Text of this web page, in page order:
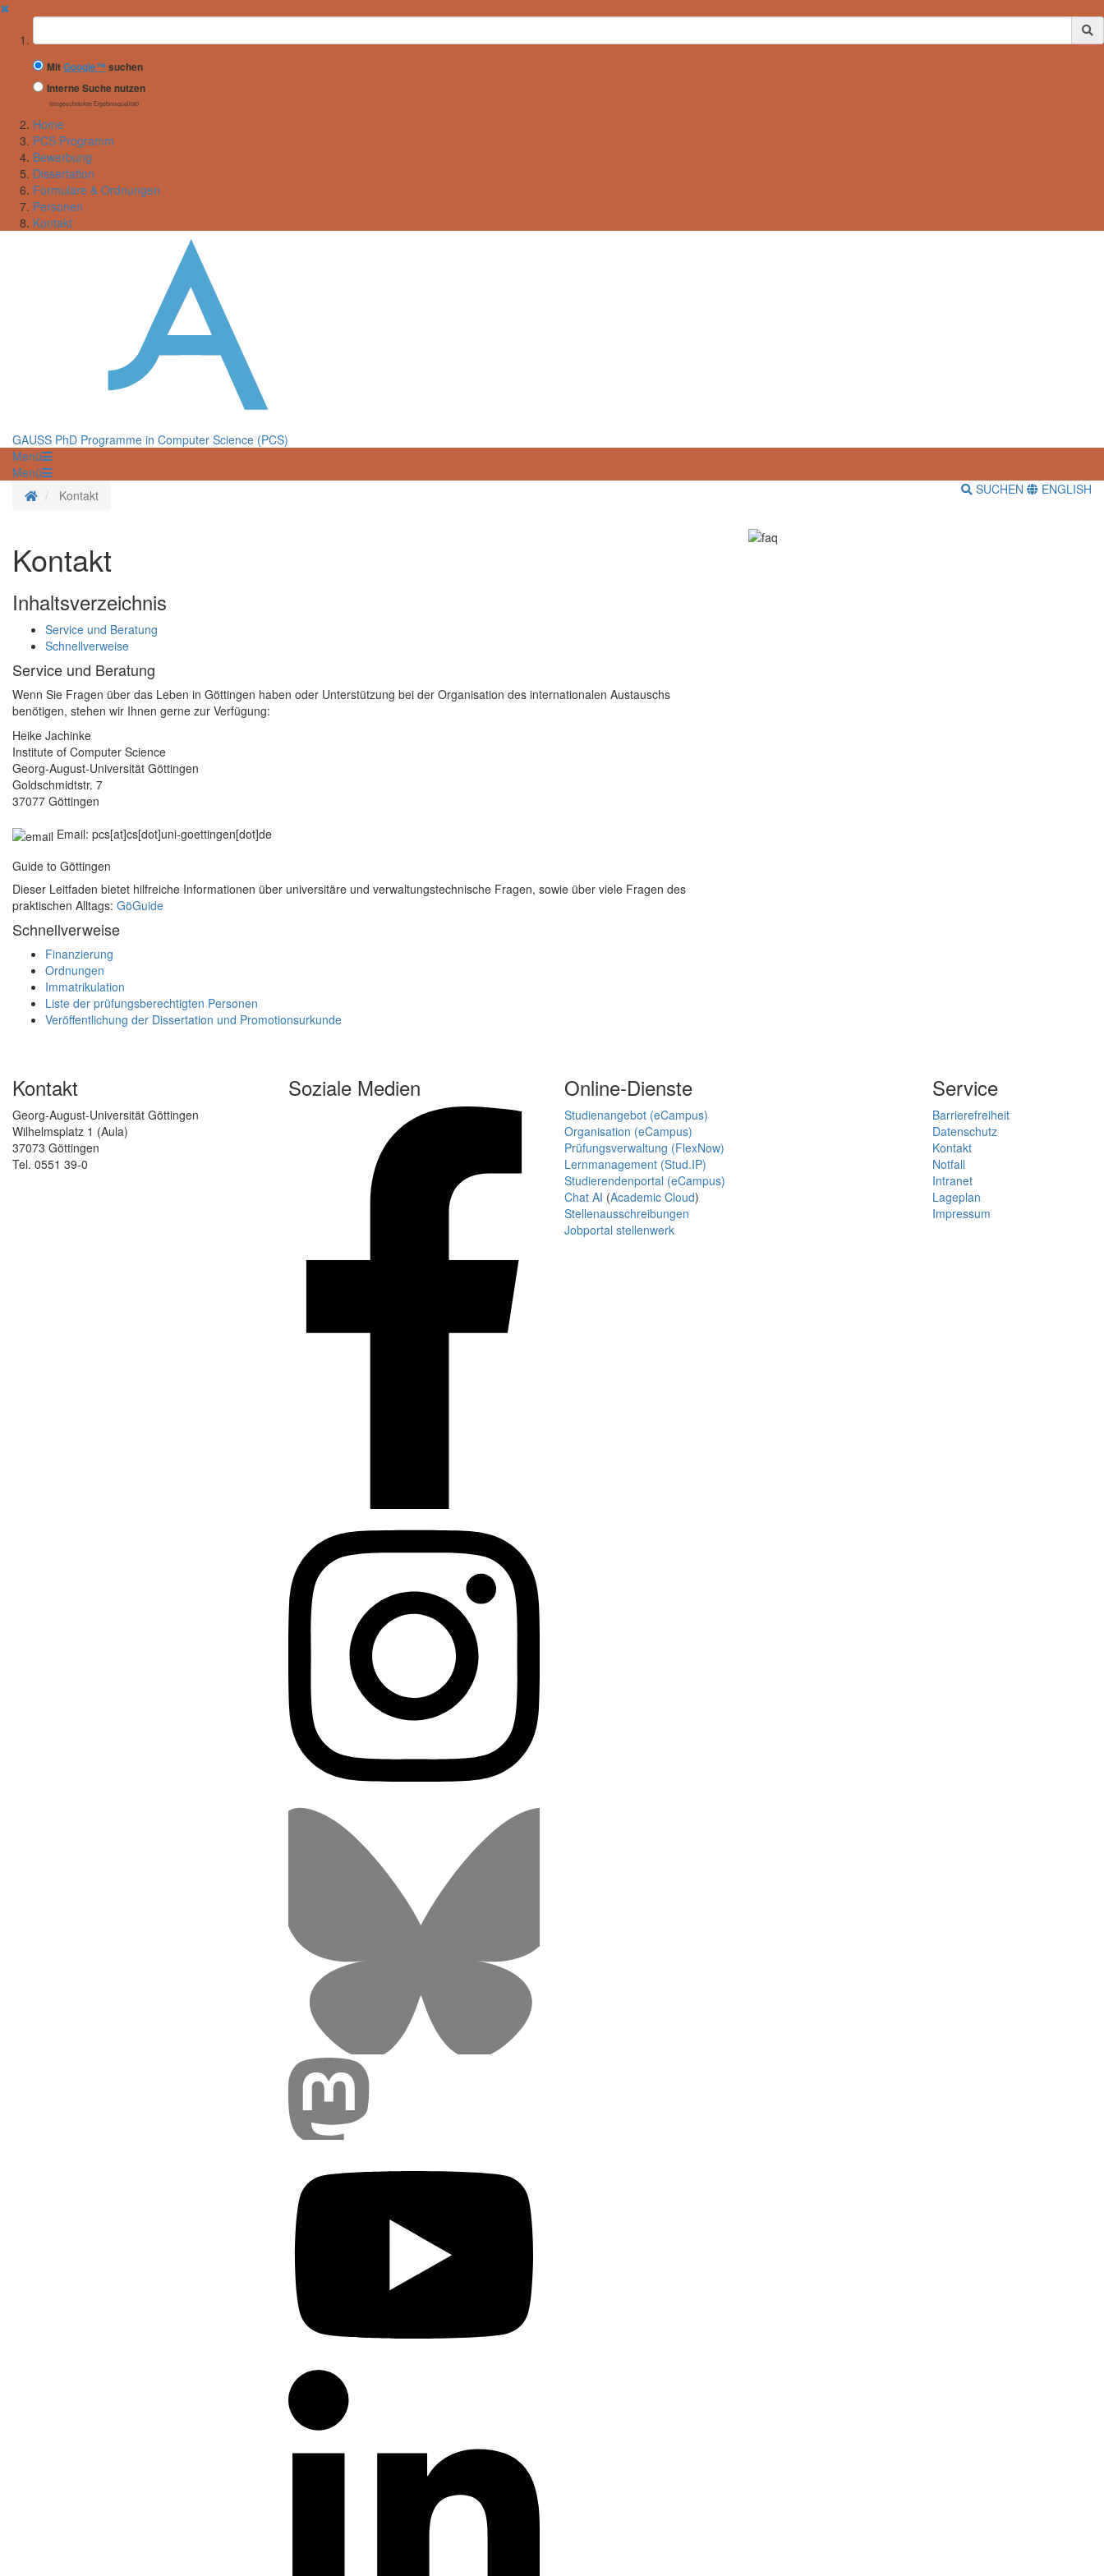
✖
Suchbegriff
MitGoogle™ suchen
Interne Suche nutzen
(eingeschränkte Ergebnisqualität)
Home
PCS Programm
Bewerbung
Dissertation
Formulare & Ordnungen
Personen
Kontakt
GAUSS PhD Programme in Computer Science (PCS)
Menü
Menü
Startseite
Kontakt SUCHEN ENGLISH
Kontakt
Inhaltsverzeichnis
Service und Beratung
Schnellverweise
Service und Beratung
Wenn Sie Fragen über das Leben in Göttingen haben oder Unterstützung bei der Organisation des internationalen Austauschs
benötigen, stehen wir Ihnen gerne zur Verfügung:
Heike Jachinke
Institute of Computer Science
Georg-August-Universität Göttingen
Goldschmidtstr. 7
37077 Göttingen
Email: pcs[at]cs[dot]uni-goettingen[dot]de
Guide to Göttingen
Dieser Leitfaden bietet hilfreiche Informationen über universitäre und verwaltungstechnische Fragen, sowie über viele Fragen des
praktischen Alltags: GöGuide
Schnellverweise
Finanzierung
Ordnungen
Immatrikulation
Liste der prüfungsberechtigten Personen
Veröffentlichung der Dissertation und Promotionsurkunde
Kontakt
Georg-August-Universität Göttingen
Wilhelmsplatz 1 (Aula)
37073 Göttingen
Tel. 0551 39-0
Soziale Medien Online-Dienste
Studienangebot (eCampus)
Organisation (eCampus)
Prüfungsverwaltung (FlexNow)
Lernmanagement (Stud.IP)
Studierendenportal (eCampus)
Chat AI (Academic Cloud)
Stellenausschreibungen
Jobportal stellenwerk
Service
Barrierefreiheit
Datenschutz
Kontakt
Notfall
Intranet
Lageplan
Impressum